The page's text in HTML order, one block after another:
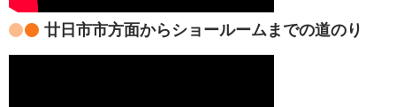
廿日市市方面からショールームまでの道のり